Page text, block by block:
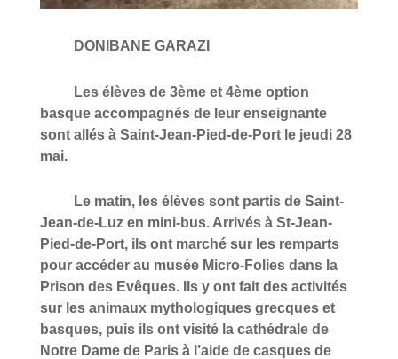
DONIBANE GARAZI
Les élèves de 3ème et 4ème option
basque accompagnés de leur enseignante
sont allés à Saint-Jean-Pied-de-Port le jeudi 28
mai.
Le matin, les élèves sont partis de Saint-
Jean-de-Luz en mini-bus. Arrivés à St-Jean-
Pied-de-Port, ils ont marché sur les remparts
pour accéder au musée Micro-Folies dans la
Prison des Evêques. Ils y ont fait des activités
sur les animaux mythologiques grecques et
basques, puis ils ont visité la cathédrale de
Notre Dame de Paris à l’aide de casques de